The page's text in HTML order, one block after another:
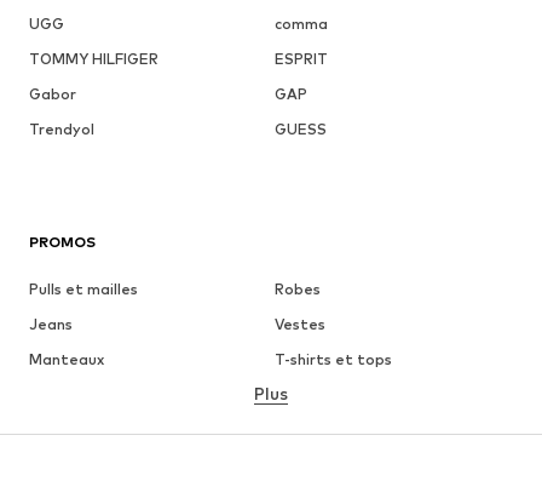
UGG
comma
TOMMY HILFIGER
ESPRIT
Gabor
GAP
Trendyol
GUESS
PROMOS
Pulls et mailles
Robes
Jeans
Vestes
Manteaux
T-shirts et tops
Lingerie
Jupes
Blouses et tuniques
Plus